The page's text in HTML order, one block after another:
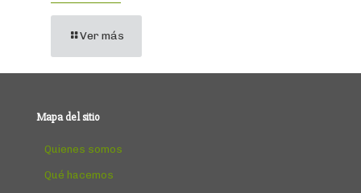
Ver más
Mapa del sitio
Quienes somos
Qué hacemos